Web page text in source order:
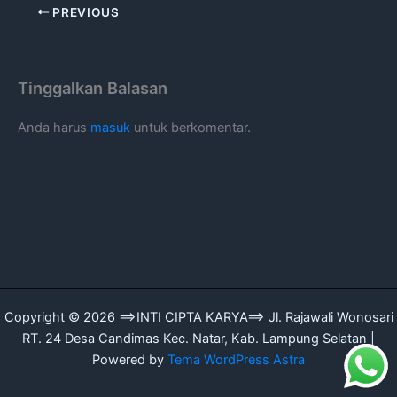
PREVIOUS
Tinggalkan Balasan
Anda harus masuk untuk berkomentar.
Copyright © 2026 ==>INTI CIPTA KARYA==> Jl. Rajawali Wonosari
RT. 24 Desa Candimas Kec. Natar, Kab. Lampung Selatan |
Powered by Tema WordPress Astra